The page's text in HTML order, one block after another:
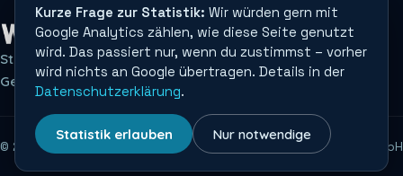
Startseite Domaincheck Freigewordene .de Domains
Gelöschte Domains BlogImpressumDatenschutz
© 2026 Webdesign Bonn | medienplus GmbH
Kurze Frage zur Statistik: Wir würden gern mit
Google Analytics zählen, wie diese Seite genutzt
wird. Das passiert nur, wenn du zustimmst – vorher
wird nichts an Google übertragen. Details in der
Datenschutzerklärung.
Statistik erlauben Nur notwendige